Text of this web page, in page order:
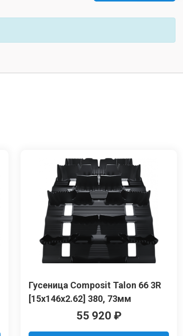
Гусеница Сomposit Talon 66 3R
[15x146x2.62] 380, 73мм
55 920 ₽